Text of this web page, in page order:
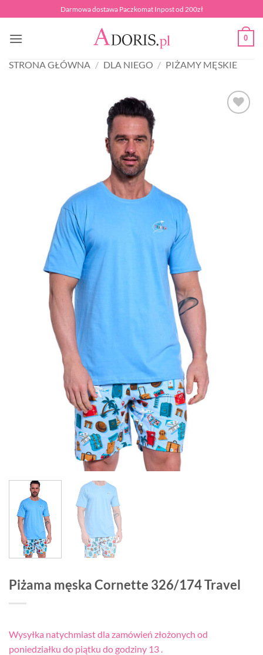
do
zawartości
Darmowa dostawa Paczkomat Inpost od 200zł
0
STRONA GŁÓWNA / DLA NIEGO / PIŻAMY MĘSKIE
Piżama męska Cornette 326/174 Travel
Wysyłka natychmiast dla zamówień złożonych od
poniedziałku do piątku do godziny 13 .